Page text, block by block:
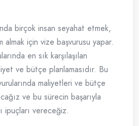
birçok insan seyahat etmek,
almak için vize başvurusu yapar.
en sık karşılaşılan
ve bütçe planlamasıdır. Bu
maliyetleri ve bütçe
ve bu sürecin başarıyla
ipuçları vereceğiz.